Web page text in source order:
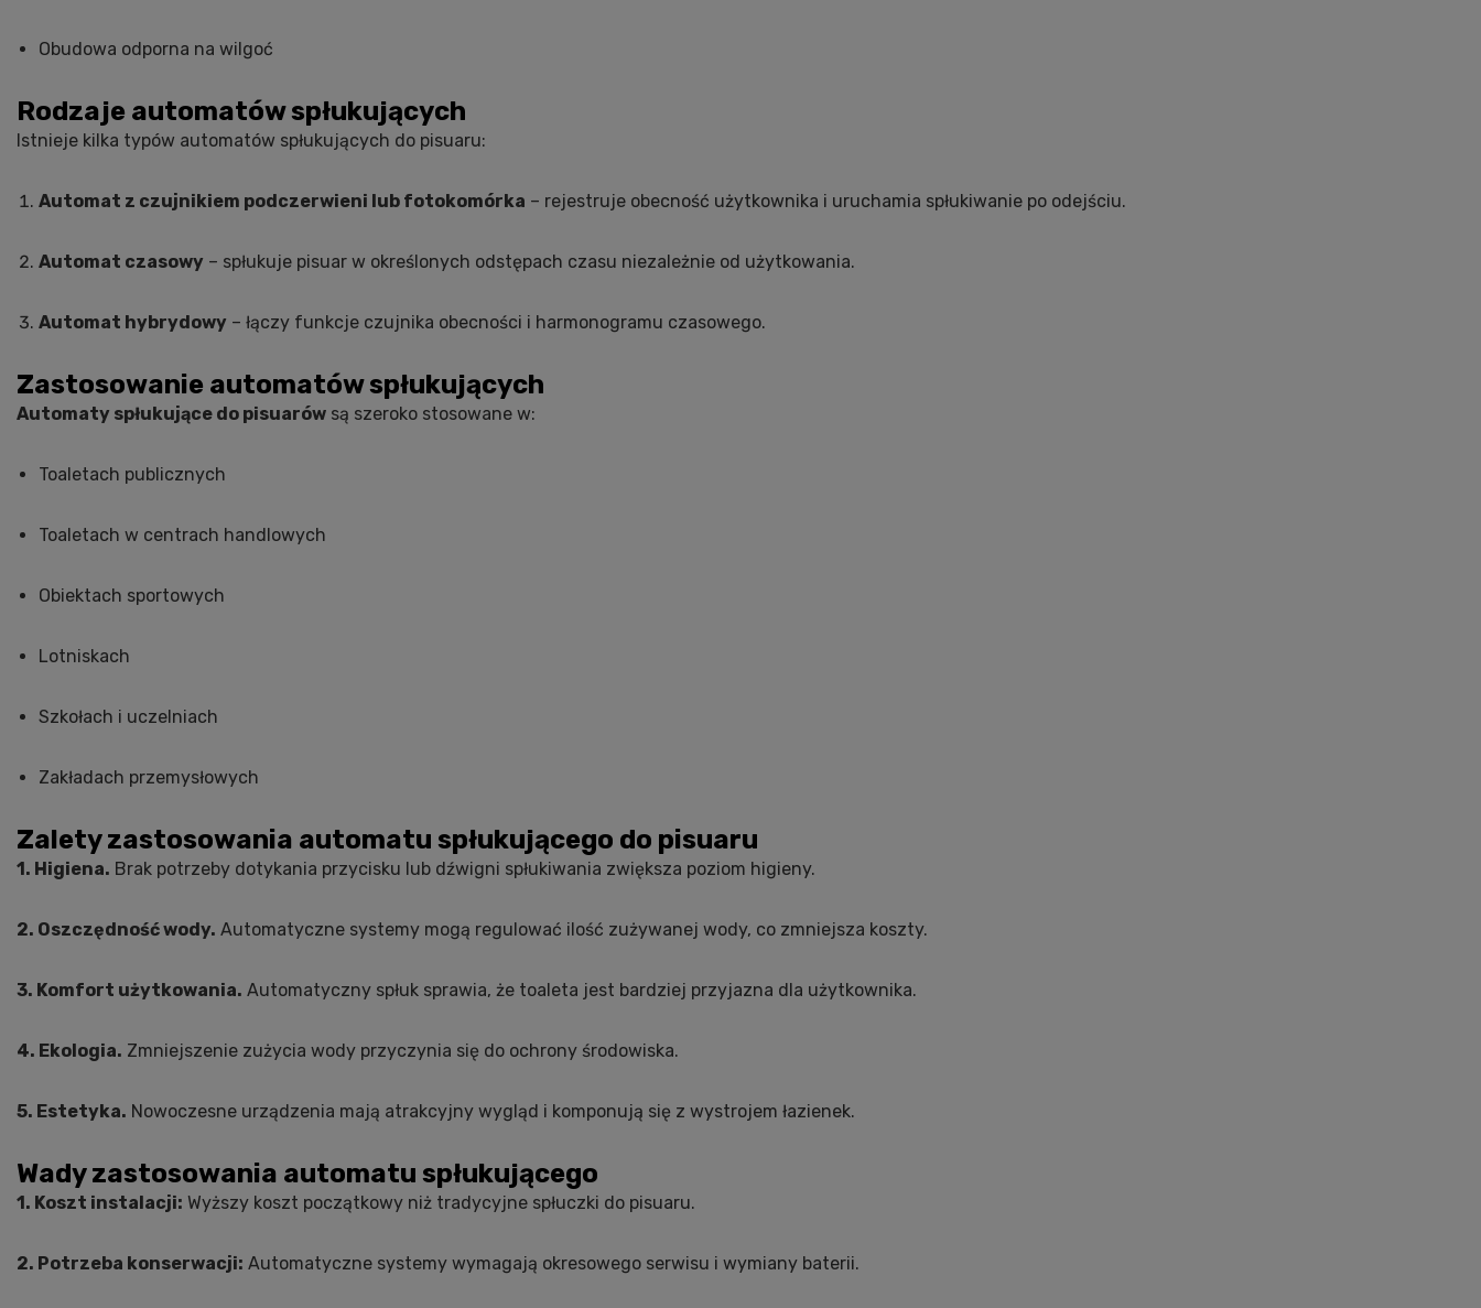
Obudowa odporna na wilgoć
Rodzaje automatów spłukujących
Istnieje kilka typów automatów spłukujących do pisuaru:
Automat z czujnikiem podczerwieni lub fotokomórka – rejestruje obecność użytkownika i uruchamia spłukiwanie po odejściu.
Automat czasowy – spłukuje pisuar w określonych odstępach czasu niezależnie od użytkowania.
Automat hybrydowy – łączy funkcje czujnika obecności i harmonogramu czasowego.
Zastosowanie automatów spłukujących
Automaty spłukujące do pisuarów są szeroko stosowane w:
Toaletach publicznych
Toaletach w centrach handlowych
Obiektach sportowych
Lotniskach
Szkołach i uczelniach
Zakładach przemysłowych
Zalety zastosowania automatu spłukującego do pisuaru
1. Higiena. Brak potrzeby dotykania przycisku lub dźwigni spłukiwania zwiększa poziom higieny.
2. Oszczędność wody. Automatyczne systemy mogą regulować ilość zużywanej wody, co zmniejsza koszty.
3. Komfort użytkowania. Automatyczny spłuk sprawia, że toaleta jest bardziej przyjazna dla użytkownika.
4. Ekologia. Zmniejszenie zużycia wody przyczynia się do ochrony środowiska.
5. Estetyka. Nowoczesne urządzenia mają atrakcyjny wygląd i komponują się z wystrojem łazienek.
Wady zastosowania automatu spłukującego
1. Koszt instalacji: Wyższy koszt początkowy niż tradycyjne spłuczki do pisuaru.
2. Potrzeba konserwacji: Automatyczne systemy wymagają okresowego serwisu i wymiany baterii.